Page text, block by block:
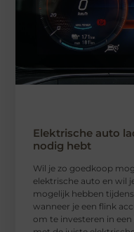
Elektrische auto
nodig hebt
Wil je zo goedkoop
elektrische auto en wil
mogelijk hebben
wanneer je een flink
om te investeren in